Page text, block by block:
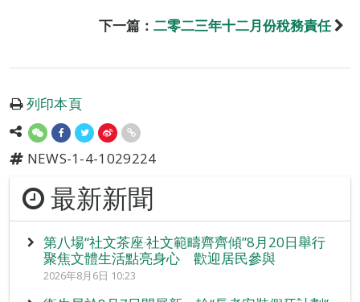
下一篇： 二零二三年十二月份稅務責任
列印本頁
NEWS-1-4-1029224
最新新聞
第八場“社文茶座‧社文範疇齊齊傾”8月20日舉行
聚焦文體生活點亮身心 歡迎居民參與
2026年8月6日 10:23